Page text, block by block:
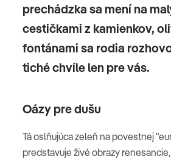
prechádzka sa mení na
cestičkami z kamienkov,
fontánami sa rodia
tiché chvíle len pre vás.
Oázy pre dušu
Tá oslňujúca zeleň na povestnej
predstavuje živé obrazy